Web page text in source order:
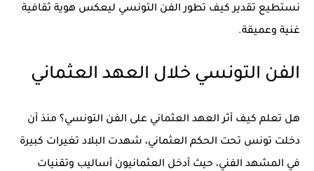
نستطيع تقدير كيف تطورالفن التونسي ليعكس هوية ثقافية
غنية وعميقة.
الفن التونسي خلال العهد العثماني
هل تعلم كيف أثر العهد العثماني على الفن التونسي؟ منذ أن
دخلت تونس تحت الحكم العثماني، شهدت البلاد تغيرات كبيرة
في المشهد الفني، حيث أدخل العثمانيون أساليب وتقنيات